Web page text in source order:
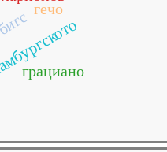
хамбургското
бигс гечо
грациано